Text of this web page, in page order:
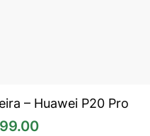
– Huawei P20 Pro
preço original era:
99.00